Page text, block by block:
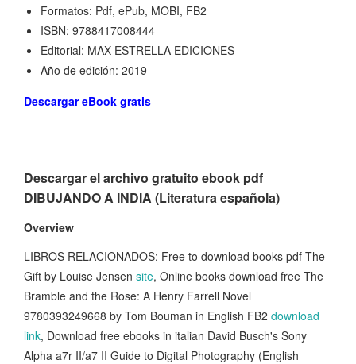
Formatos: Pdf, ePub, MOBI, FB2
ISBN: 9788417008444
Editorial: MAX ESTRELLA EDICIONES
Año de edición: 2019
Descargar eBook gratis
Descargar el archivo gratuito ebook pdf
DIBUJANDO A INDIA (Literatura española)
Overview
LIBROS RELACIONADOS: Free to download books pdf The
Gift by Louise Jensen site, Online books download free The
Bramble and the Rose: A Henry Farrell Novel
9780393249668 by Tom Bouman in English FB2 download
link, Download free ebooks in italian David Busch's Sony
Alpha a7r II/a7 II Guide to Digital Photography (English